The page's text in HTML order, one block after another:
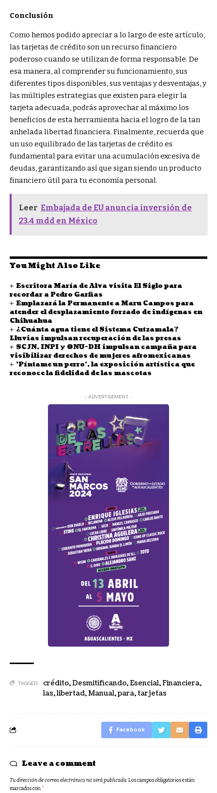
Conclusión
Como hemos podido apreciar a lo largo de este artículo,
las tarjetas de crédito son un recurso financiero
poderoso cuando se utilizan de forma responsable. De
esa manera, al comprender su funcionamiento, sus
diferentes tipos disponibles, sus ventajas y desventajas, y
las múltiples estrategias que existen para elegir la
tarjeta adecuada, podrás aprovechar al máximo los
beneficios de esta herramienta hacia el logro de la tan
anhelada libertad financiera. Finalmente, recuerda que
un uso equilibrado de las tarjetas de crédito es
fundamental para evitar una acumulación excesiva de
deudas, garantizando así que sigan siendo un producto
financiero útil para tu economía personal.
Leer Embajada de EU anuncia inversión de
23.4 mdd en México
You Might Also Like
Escritora María de Alva visita El Siglo para
recordar a Pedro Garfias
Emplazará la Permanente a Maru Campos para
atender el desplazamiento forzado de indígenas en
Chihuahua
¿Cuánta agua tiene el Sistema Cutzamala?
Lluvias impulsan recuperación de las presas
SCJN, INPI y ONU-DH impulsan campaña para
visibilizar derechos de mujeres afromexicanas
'Píntame un perro', la exposición artística que
reconoce la fidelidad de las mascotas
- ADVERTISEMENT -
TAGGED: crédito,Desmitificando,Esencial,Financiera,
las,libertad,Manual,para,tarjetas
Facebook
Leave a comment
Tu dirección de correo electrónico no será publicada.Los campos obligatorios están
marcados con*